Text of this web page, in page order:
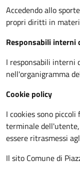
Accedendo allo
propri diritti in
Responsabili interni
I responsabili interni
nell'organigramma
Cookie policy
I cookies sono
terminale
essere ritrasmessi
Il sito Comune di